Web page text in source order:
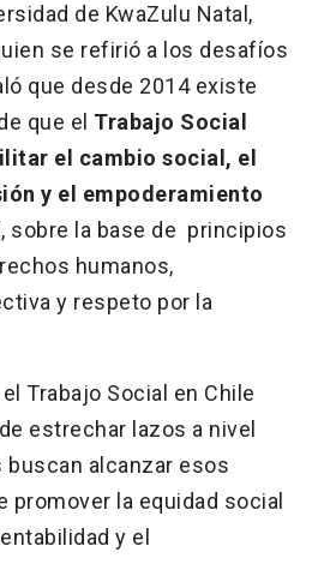
de KwaZulu Natal,
se refirió a los desafíos
que desde 2014 existe
que el Trabajo Social
el cambio social, el
y el empoderamiento
sobre la base de principios
humanos,
y respeto por la
Trabajo Social en Chile
estrechar lazos a nivel
alcanzar esos
promover la equidad social
y el